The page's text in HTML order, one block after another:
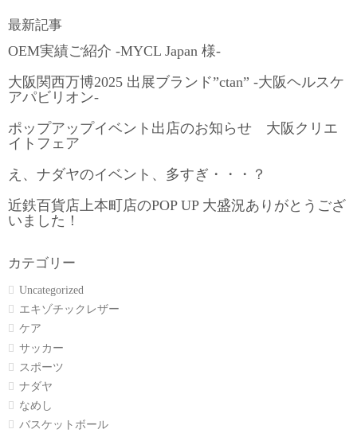
最新記事
OEM実績ご紹介 -MYCL Japan 様-
大阪関西万博2025 出展ブランド”ctan” -大阪ヘルスケ
アパビリオン-
ポップアップイベント出店のお知らせ 大阪クリエ
イトフェア
え、ナダヤのイベント、多すぎ・・・？
近鉄百貨店上本町店のPOP UP 大盛況ありがとうござ
いました！
カテゴリー
Uncategorized
エキゾチックレザー
ケア
サッカー
スポーツ
ナダヤ
なめし
バスケットボール